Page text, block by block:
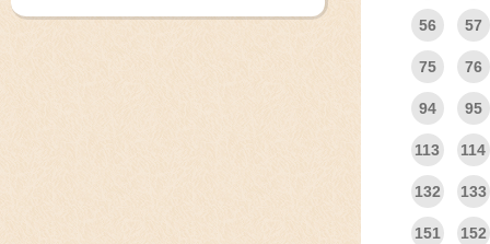
56 57
75 76
94 95
113 114
132 133
151 152